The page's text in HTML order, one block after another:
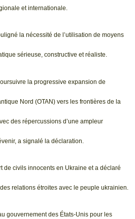
et internationale.
la nécessité de l’utilisation de moyens
sérieuse, constructive et réaliste.
la progressive expansion de
Nord (OTAN) vers les frontières de la
des répercussions d’une ampleur
a signalé la déclaration.
de civils innocents en Ukraine et a déclaré
relations étroites avec le peuple ukrainien.
gouvernement des États-Unis pour les